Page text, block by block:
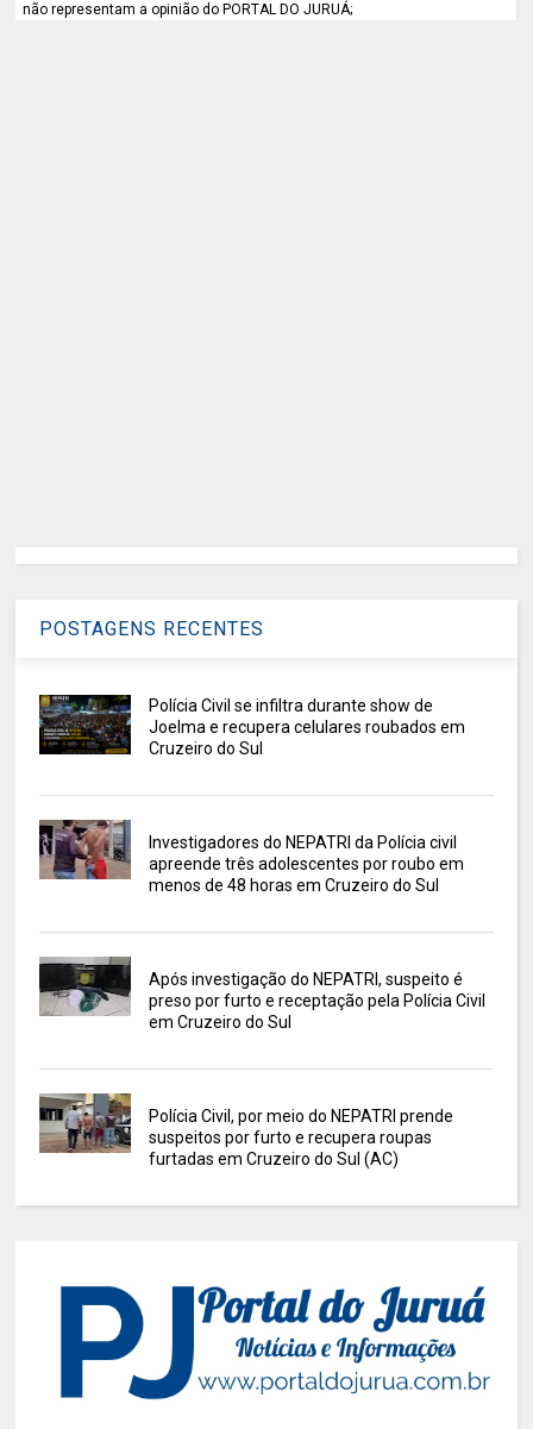
não representam a opinião do PORTAL DO JURUÁ;
POSTAGENS RECENTES
Polícia Civil se infiltra durante show de
Joelma e recupera celulares roubados em
Cruzeiro do Sul
Investigadores do NEPATRI da Polícia civil
apreende três adolescentes por roubo em
menos de 48 horas em Cruzeiro do Sul
Após investigação do NEPATRI, suspeito é
preso por furto e receptação pela Polícia Civil
em Cruzeiro do Sul
Polícia Civil, por meio do NEPATRI prende
suspeitos por furto e recupera roupas
furtadas em Cruzeiro do Sul (AC)